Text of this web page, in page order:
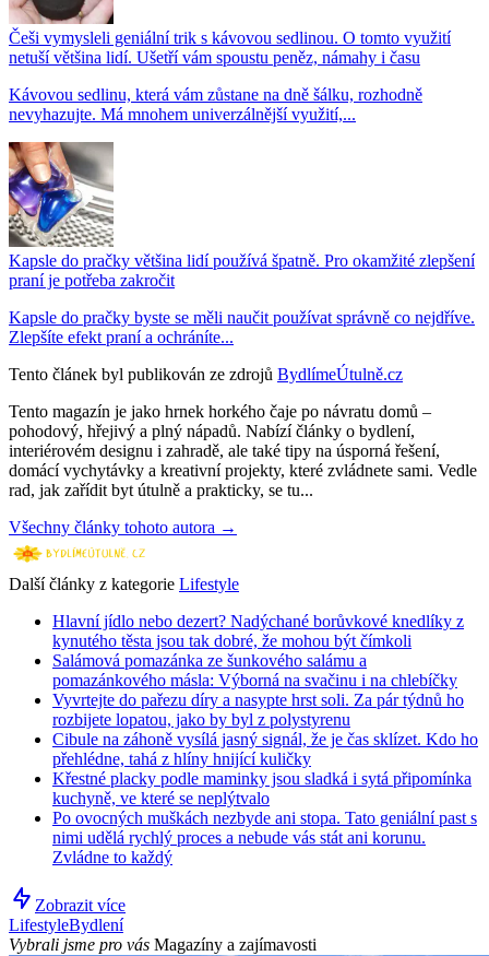
Češi vymysleli geniální trik s kávovou sedlinou. O tomto využití
netuší většina lidí. Ušetří vám spoustu peněz, námahy i času
Kávovou sedlinu, která vám zůstane na dně šálku, rozhodně
nevyhazujte. Má mnohem univerzálnější využití,...
Kapsle do pračky většina lidí používá špatně. Pro okamžité zlepšení
praní je potřeba zakročit
Kapsle do pračky byste se měli naučit používat správně co nejdříve.
Zlepšíte efekt praní a ochráníte...
Tento článek byl publikován ze zdrojů BydlímeÚtulně.cz
Tento magazín je jako hrnek horkého čaje po návratu domů –
pohodový, hřejivý a plný nápadů. Nabízí články o bydlení,
interiérovém designu i zahradě, ale také tipy na úsporná řešení,
domácí vychytávky a kreativní projekty, které zvládnete sami. Vedle
rad, jak zařídit byt útulně a prakticky, se tu...
Všechny články tohoto autora →
Další články z kategorie Lifestyle
Hlavní jídlo nebo dezert? Nadýchané borůvkové knedlíky z
kynutého těsta jsou tak dobré, že mohou být čímkoli
Salámová pomazánka ze šunkového salámu a
pomazánkového másla: Výborná na svačinu i na chlebíčky
Vyvrtejte do pařezu díry a nasypte hrst soli. Za pár týdnů ho
rozbijete lopatou, jako by byl z polystyrenu
Cibule na záhoně vysílá jasný signál, že je čas sklízet. Kdo ho
přehlédne, tahá z hlíny hnijící kuličky
Křestné placky podle maminky jsou sladká i sytá připomínka
kuchyně, ve které se neplýtvalo
Po ovocných muškách nezbyde ani stopa. Tato geniální past s
nimi udělá rychlý proces a nebude vás stát ani korunu.
Zvládne to každý
Zobrazit více
LifestyleBydlení
Vybrali jsme pro vás Magazíny a zajímavosti